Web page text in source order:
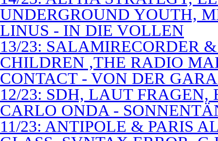
UNDERGROUND YOUTH,
LINUS - IN DIE VOLLEN
13/23: SALAMIRECORDER
CHILDREN ,THE RADIO
CONTACT - VON DER
12/23: SDH, LAUT
CARLO ONDA -
11/23: ANTIPOLE & PARIS